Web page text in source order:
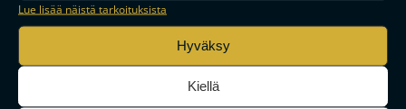
Lue lisää näistä tarkoituksista
Hyväksy
Kiellä
MAAILMAN VIIHDYTTÄVINTÄ SALIBANDYA